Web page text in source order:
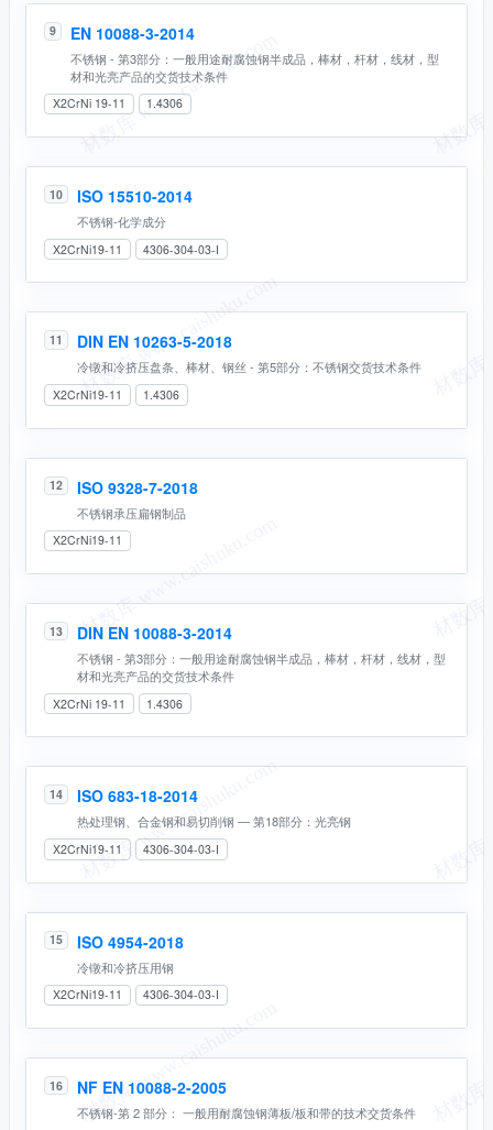
9 EN 10088-3-2014
不锈钢 - 第3部分：一般用途耐腐蚀钢半成品，棒材，杆材，线材，型
材和光亮产品的交货技术条件
X2CrNi 19-11 1.4306
10 ISO 15510-2014
不锈钢-化学成分
X2CrNi19-11 4306-304-03-I
11 DIN EN 10263-5-2018
冷镦和冷挤压盘条、棒材、钢丝 - 第5部分：不锈钢交货技术条件
X2CrNi19-11 1.4306
12 ISO 9328-7-2018
不锈钢承压扁钢制品
X2CrNi19-11
13 DIN EN 10088-3-2014
不锈钢 - 第3部分：一般用途耐腐蚀钢半成品，棒材，杆材，线材，型
材和光亮产品的交货技术条件
X2CrNi 19-11 1.4306
14 ISO 683-18-2014
热处理钢、合金钢和易切削钢 — 第18部分：光亮钢
X2CrNi19-11 4306-304-03-I
15 ISO 4954-2018
冷镦和冷挤压用钢
X2CrNi19-11 4306-304-03-I
16 NF EN 10088-2-2005
不锈钢-第 2 部分： 一般用耐腐蚀钢薄板/板和带的技术交货条件